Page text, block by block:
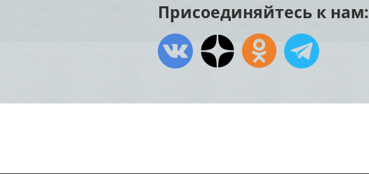
Присоединяйтесь к нам: